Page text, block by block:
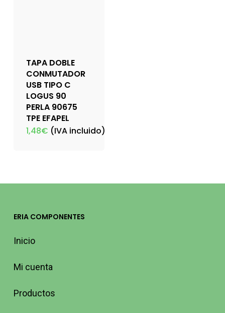
TAPA DOBLE
CONMUTADOR
USB TIPO C
LOGUS 90
PERLA 90675
TPE EFAPEL
1,48€ (IVA incluido)
ERIA COMPONENTES
Inicio
Mi cuenta
Productos